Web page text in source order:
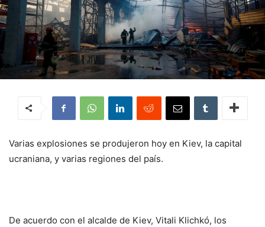
Varias explosiones se produjeron hoy en Kiev, la capital
ucraniana, y varias regiones del país.
De acuerdo con el alcalde de Kiev, Vitali Klichkó, los